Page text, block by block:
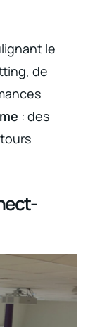
le
de
: des